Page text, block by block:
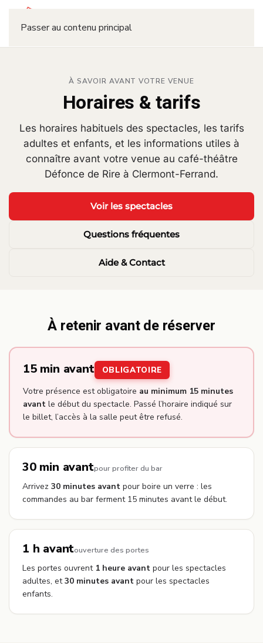
Passer au contenu principal
À SAVOIR AVANT VOTRE VENUE
Horaires & tarifs
Les horaires habituels des spectacles, les tarifs
adultes et enfants, et les informations utiles à
connaître avant votre venue au café-théâtre
Défonce de Rire à Clermont-Ferrand.
Voir les spectacles
Questions fréquentes
Aide & Contact
À retenir avant de réserver
15 min avant
OBLIGATOIRE
Votre présence est obligatoire au minimum 15 minutes
avant le début du spectacle. Passé l’horaire indiqué sur
le billet, l’accès à la salle peut être refusé.
30 min avantpour profiter du bar
Arrivez 30 minutes avant pour boire un verre : les
commandes au bar ferment 15 minutes avant le début.
1 h avantouverture des portes
Les portes ouvrent 1 heure avant pour les spectacles
adultes, et30 minutes avant pour les spectacles
enfants.